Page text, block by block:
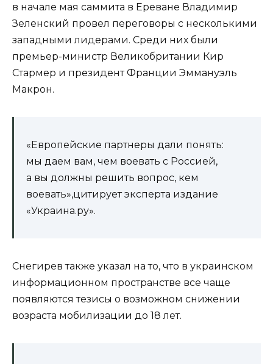
в начале мая саммита в Ереване Владимир
Зеленский провел переговоры с несколькими
западными лидерами. Среди них были
премьер-министр Великобритании Кир
Стармер и президент Франции Эммануэль
Макрон.
«Европейские партнеры дали понять:
мы даем вам, чем воевать с Россией,
а вы должны решить вопрос, кем
воевать»,цитирует эксперта издание
«Украина.ру».
Снегирев также указал на то, что в украинском
информационном пространстве все чаще
появляются тезисы о возможном снижении
возраста мобилизации до 18 лет.